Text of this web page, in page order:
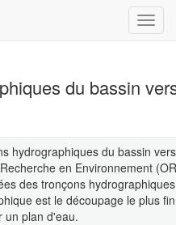
du bassin
hydrographiques du bassin
en Environnement
des tronçons
est le découpage le plus
un plan d'eau.